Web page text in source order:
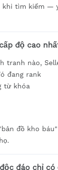
khi tìm kiếm
độ cao
tranh nào,
đang rank
từ khóa
đồ kho
đáo chỉ